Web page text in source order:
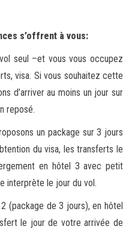
s’offrent à vous:
seul –et vous vous occupez
visa. Si vous souhaitez cette
d’arriver au moins un jour sur
reposé.
un package sur 3 jours
du visa, les transferts le
en hôtel 3 avec petit
interprète le jour du vol.
(package de 3 jours), en hôtel
le jour de votre arrivée de